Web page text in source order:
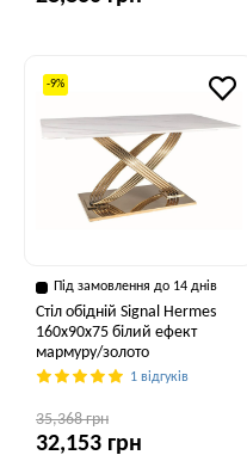
-9%
Під замовлення до 14 днів
Стіл обідній Signal Hermes
160x90x75 білий ефект
мармуру/золото
1 відгуків
35,368 грн
32,153 грн